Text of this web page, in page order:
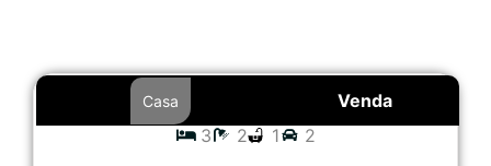
Venda
Casa
3 2 1 2